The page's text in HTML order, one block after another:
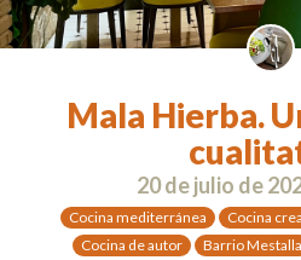
Mala Hierba.
20 de julio de
Cocina mediterránea Cocina
Cocina de autor
Barrio Mestalla